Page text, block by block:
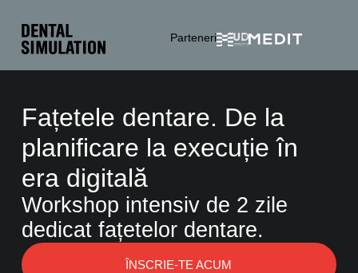
Parteneri
Fațetele dentare. De la
planificare la execuție în
era digitală
Workshop intensiv de 2 zile
dedicat fațetelor dentare.
ÎNSCRIE-TE ACUM